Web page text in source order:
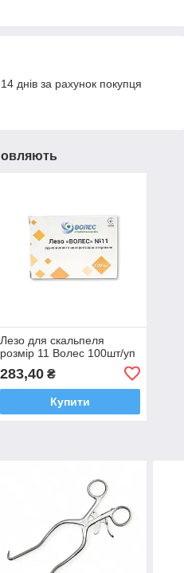
днів за рахунок покупця
Лезо для скальпеля
розмір 11 Волес 100шт/уп
283,40₴
Купити